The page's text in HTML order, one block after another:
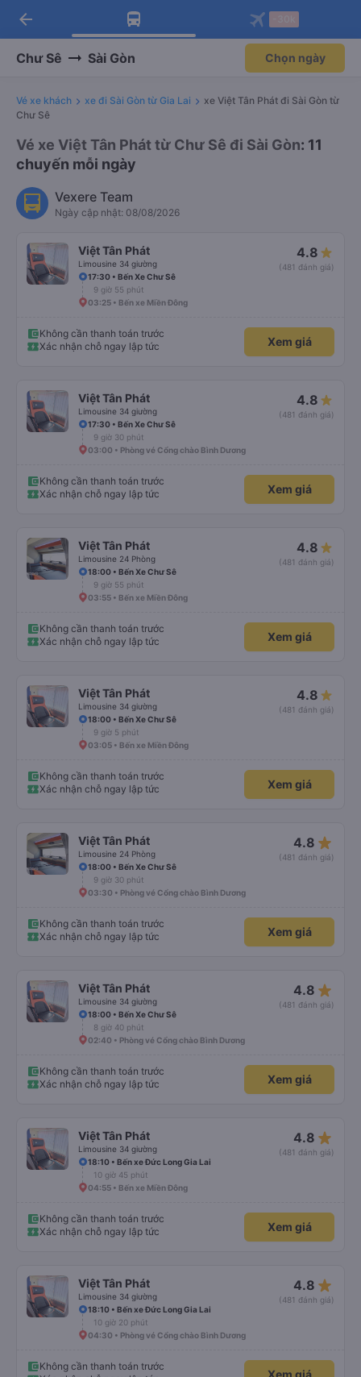
Tải app Vexere ngay!
Nhận ưu đãi thành viên độc
Mở app
Tải app Vexere
-30k/ghế khi đặt vé máy bay qua
Mở app
arrow_back
Chư Sê Sài Gòn Chọn ngày
Vé xe khách xe đi Sài Gòn từ Gia Lai
xe Việt Tân Phát đi Sài Gòn từ
Chư Sê
Vé xe Việt Tân Phát từ Chư Sê đi Sài Gòn: 11
chuyến mỗi ngày
Vexere Team
Ngày cập nhật: 08/08/2026
Việt Tân Phát
Limousine 34 giường
4.8
(481 đánh giá)
17:30 • Bến Xe Chư Sê
9 giờ 55 phút
03:25 • Bến xe Miền Đông
Không cần thanh toán trước
Xác nhận chỗ ngay lập tức
Xem giá
Việt Tân Phát
Limousine 34 giường
4.8
(481 đánh giá)
17:30 • Bến Xe Chư Sê
9 giờ 30 phút
03:00 • Phòng vé Cổng chào Bình Dương
Không cần thanh toán trước
Xác nhận chỗ ngay lập tức
Xem giá
Việt Tân Phát
Limousine 24 Phòng
4.8
(481 đánh giá)
18:00 • Bến Xe Chư Sê
9 giờ 55 phút
03:55 • Bến xe Miền Đông
Không cần thanh toán trước
Xác nhận chỗ ngay lập tức
Xem giá
Việt Tân Phát
Limousine 34 giường
4.8
(481 đánh giá)
18:00 • Bến Xe Chư Sê
9 giờ 5 phút
03:05 • Bến xe Miền Đông
Không cần thanh toán trước
Xác nhận chỗ ngay lập tức
Xem giá
Việt Tân Phát
Limousine 24 Phòng
4.8 star_rate
(481 đánh giá)
18:00 • Bến Xe Chư Sê
9 giờ 30 phút
03:30 • Phòng vé Cổng chào Bình Dương
Không cần thanh toán trước
Xác nhận chỗ ngay lập tức
Xem giá
Việt Tân Phát
Limousine 34 giường
4.8 star_rate
(481 đánh giá)
18:00 • Bến Xe Chư Sê
8 giờ 40 phút
02:40 • Phòng vé Cổng chào Bình Dương
Không cần thanh toán trước
Xác nhận chỗ ngay lập tức
Xem giá
Việt Tân Phát
Limousine 34 giường
4.8 star_rate
(481 đánh giá)
18:10 • Bến xe Đức Long Gia Lai
10 giờ 45 phút
04:55 • Bến xe Miền Đông
Không cần thanh toán trước
Xác nhận chỗ ngay lập tức
Xem giá
Việt Tân Phát
Limousine 34 giường
4.8 star_rate
(481 đánh giá)
18:10 • Bến xe Đức Long Gia Lai
10 giờ 20 phút
04:30 • Phòng vé Cổng chào Bình Dương
Không cần thanh toán trước
Xem giá